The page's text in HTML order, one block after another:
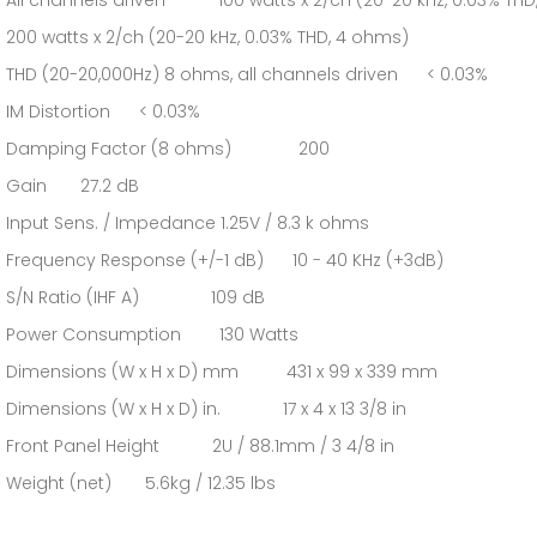
200 watts x 2/ch (20-20 kHz, 0.03% THD, 4 ohms)
THD (20-20,000Hz) 8 ohms, all channels driven < 0.03%
IM Distortion < 0.03%
Damping Factor (8 ohms) 200
Gain 27.2 dB
Input Sens. / Impedance 1.25V / 8.3 k ohms
Frequency Response (+/-1 dB) 10 - 40 KHz (+3dB)
S/N Ratio (IHF A) 109 dB
Power Consumption 130 Watts
Dimensions (W x H x D) mm 431 x 99 x 339 mm
Dimensions (W x H x D) in. 17 x 4 x 13 3/8 in
Front Panel Height 2U / 88.1mm / 3 4/8 in
Weight (net) 5.6kg / 12.35 lbs